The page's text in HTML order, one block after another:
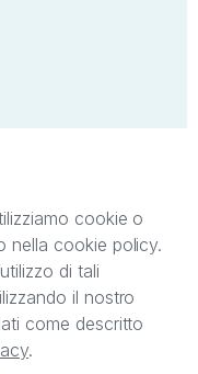
StreetLib S.r.l.
S.r.l. è
intellettuale
presenti
visione
cookie o
nella cookie policy.
di tali
il nostro
come descritto
.